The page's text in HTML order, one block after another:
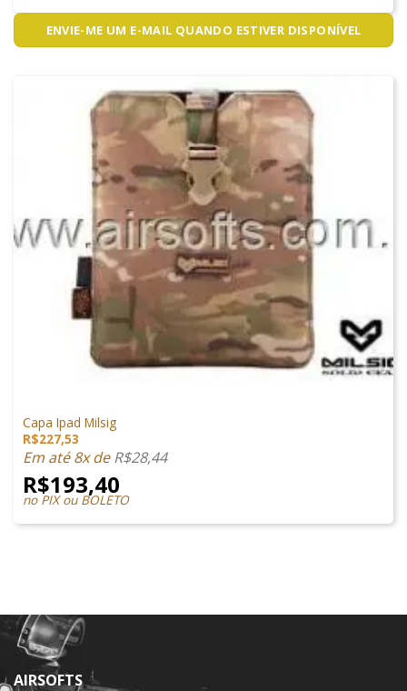
ENVIE-ME UM E-MAIL QUANDO ESTIVER DISPONÍVEL
Capa Ipad Milsig
R$227,53
Em até 8x deR$28,44
R$193,40
no PIX ou BOLETO
AIRSOFTS